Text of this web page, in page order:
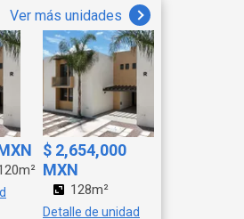
Ver más unidades
$ 2,654,000
MXN
128m²
Detalle de unidad